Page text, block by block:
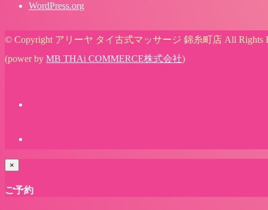
WordPress.org
© Copyright アリーヤ タイ古式マッサージ 錦糸町店 All Rights
(power by MB THAi COMMERCE株式会社)
×
ご予約